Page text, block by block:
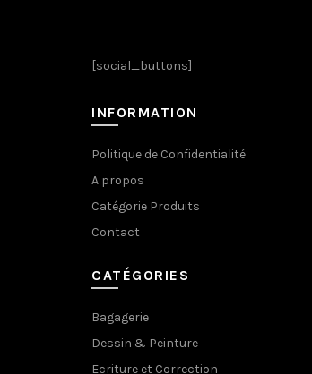
[social_buttons]
INFORMATION
Politique de Confidentialité
A propos
Catégorie Produits
Contact
CATÉGORIES
Bagagerie
Dessin & Peinture
Ecriture et Correction